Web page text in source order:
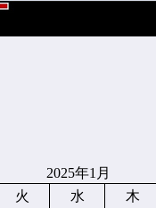
2025年1月
火 水 木